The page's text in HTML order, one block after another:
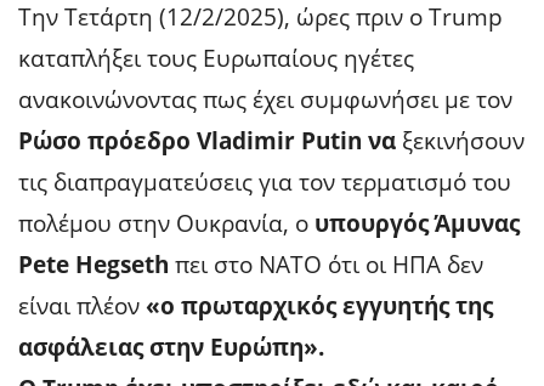
Την Τετάρτη (12/2/2025), ώρες πριν ο Trump
καταπλήξει τους Ευρωπαίους ηγέτες
ανακοινώνοντας πως έχει συμφωνήσει με τον
Ρώσο πρόεδρο Vladimir Putin να ξεκινήσουν
τις διαπραγματεύσεις για τον τερματισμό του
πολέμου στην Ουκρανία, ο υπουργός Άμυνας
Pete Hegseth πει στο ΝΑΤΟ ότι οι ΗΠΑ δεν
είναι πλέον«ο πρωταρχικός εγγυητής της
ασφάλειας στην Ευρώπη».